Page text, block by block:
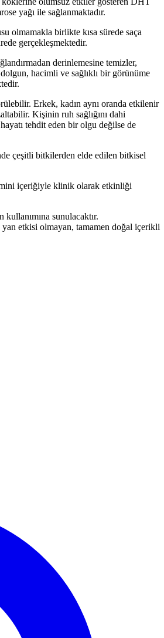
yağı ile sağlanmaktadır.
olmamakla birlikte kısa sürede saça
gerçekleşmektedir.
derinlemesine temizler,
dolgun, hacimli ve sağlıklı bir görünüme
Erkek, kadın aynı oranda etkilenir
Kişinin ruh sağlığını dahi
tehdit eden bir olgu değilse de
çeşitli bitkilerden elde edilen bitkisel
içeriğiyle klinik olarak etkinliği
sunulacaktır.
etkisi olmayan, tamamen doğal içerikli